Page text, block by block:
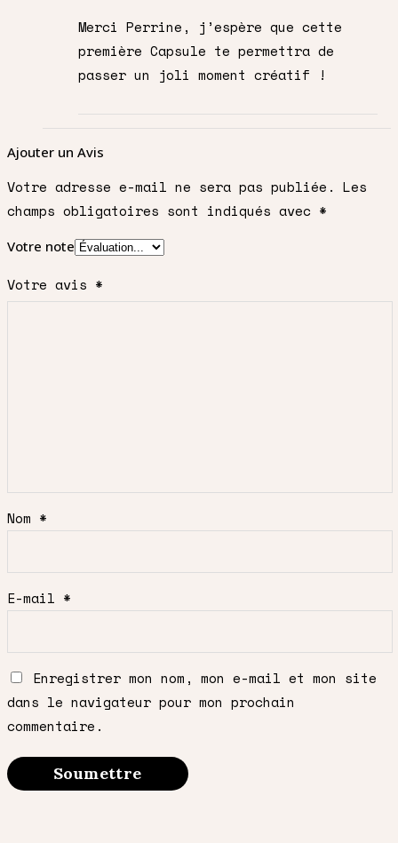
Merci Perrine, j’espère que cette
première Capsule te permettra de
passer un joli moment créatif !
Ajouter un Avis
Votre adresse e-mail ne sera pas publiée. Les
champs obligatoires sont indiqués avec *
Votre note
Votre avis *
Nom *
E-mail *
Enregistrer mon nom, mon e-mail et mon site
dans le navigateur pour mon prochain
commentaire.